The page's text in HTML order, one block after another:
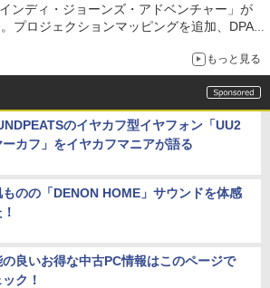
ンディ・ジョーンズ・アドベンチャー」が
プロジェクションマッピングを追加、DPA
もっと見る
のイヤカフ型イヤフォン「UU2
ーカフ」をイヤカフマニアが語る
ものの「DENON HOME」サウンドを体感
の良いお得な中古PC情報はこのページで
ク！